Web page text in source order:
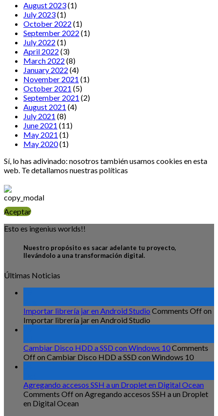
August 2023(1)
July 2023(1)
October 2022 (1)
September 2022 (1)
July 2022 (1)
April 2022 (3)
March 2022 (8)
January 2022 (4)
November 2021 (1)
October 2021 (5)
September 2021 (2)
August 2021 (4)
July 2021 (8)
June 2021 (11)
May 2021 (1)
May 2020(1)
Sí, lo has adivinado: nosotros también usamos cookies en esta
web. Te detallamos nuestras políticas
Aceptar
Esto es ingenius worlds!!
Nuestro propósito es sacar adelante tu proyecto,
llevándolo a una transformación digital.
Últimas Noticias
Importar librería jar en Android Studio Comments Off on
Importar librería jar en Android Studio
Cambiar Disco HDD a SSD con Windows 10Comments
Off on Cambiar Disco HDD a SSD con Windows 10
Agregando accesos SSH a un Droplet en Digital Ocean
Comments Off on Agregando accesos SSH a un Droplet
en Digital Ocean